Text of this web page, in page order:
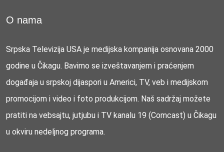
O nama
Srpska Televizija USA je medijska kompanija osnovana 2000
godine u Čikagu. Bavimo se izveštavanjem i praćenjem
događaja u srpskoj dijaspori u Americi, TV, veb i medijskom
promocijom i video i foto produkcijom. Naš sadržaj možete
pratiti na vebsajtu, jutjubu i TV kanalu 19 (Comcast) u Čikagu
u okviru nedeljnog programa.